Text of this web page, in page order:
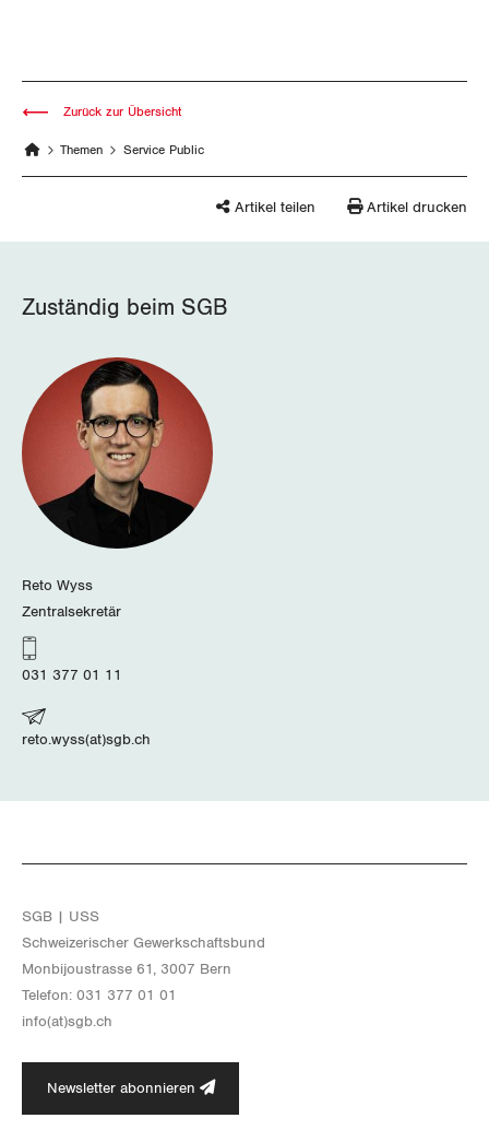
Nidwalden
Schaffhausen
Tessin
Thurgau
Uri
Waadt
Wallis
Themen Service Public
Zurück zur Übersicht
Artikel teilen Artikel drucken
Zuständig beim SGB
Reto Wyss
Zentralsekretär
031 377 01 11
reto.wyss(at)sgb.ch
SGB | USS
Schwei­ze­ri­scher Ge­werk­schafts­bund
Mon­bi­joustras­se 61, 3007 Bern
Te­le­fon: 031 377 01 01
info(at)​sgb.​ch
Newsletter abonnieren